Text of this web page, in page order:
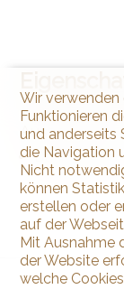
Dachterrasse
Wir verwenden
Funktionieren
und anderseits
die Navigation
Nicht
können
erstellen oder
auf der
Mit Ausnahme
der Website
welche